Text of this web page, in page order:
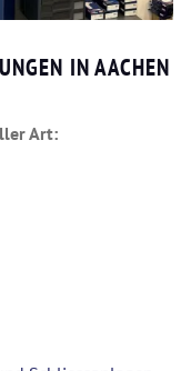
IN AACHEN
Art: